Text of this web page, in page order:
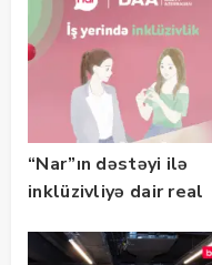
“Nar”ın dəstəyi ilə
inklüzivliyə dair real
təqdim edilir